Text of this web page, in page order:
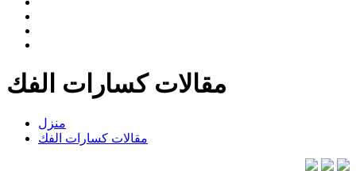
مقالات كسارات الفك
منزل
مقالات كسارات الفك